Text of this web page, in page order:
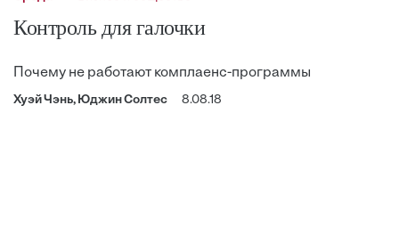
Контроль для галочки
Почему не работают комплаенс-программы
Хуэй Чэнь, Юджин Солтес 8.08.18